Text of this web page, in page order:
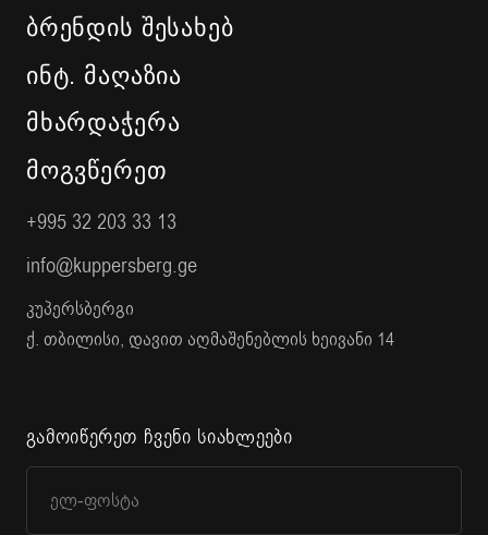
ᲑᲠᲔᲜᲓᲘᲡ ᲨᲔᲡᲐᲮᲔᲑ
ᲘᲜᲢ. ᲛᲐᲦᲐᲖᲘᲐ
ᲛᲮᲐᲠᲓᲐᲭᲔᲠᲐ
ᲛᲝᲒᲕᲬᲔᲠᲔᲗ
+995 32 203 33 13
info@kuppersberg.ge
კუპერსბერგი
ქ. თბილისი, დავით აღმაშენებლის ხეივანი 14
გამოიწერეთ ჩვენი სიახლეები